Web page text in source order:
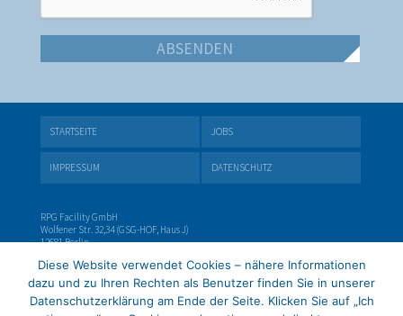
STARTSEITE JOBS
IMPRESSUM DATENSCHUTZ
RPG Facility GmbH
Wolfener Str. 32,34 (GSG-HOF, Haus J)
12681 Berlin
Tel.: 030 213 091 110
Fax: 030 213 091 111
info@rpg-gruppe.de
Diese Website verwendet Cookies – nähere Informationen
dazu und zu Ihren Rechten als Benutzer finden Sie in unserer
Datenschutzerklärung am Ende der Seite. Klicken Sie auf „Ich